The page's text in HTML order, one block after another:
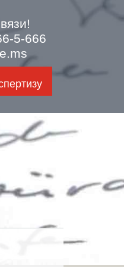
5-666